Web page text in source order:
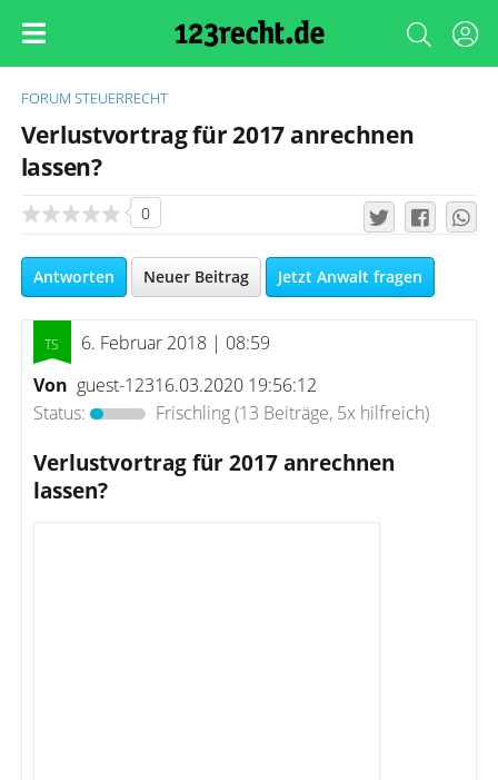
FORUM STEUERRECHT
Verlustvortrag für 2017 anrechnen
lassen?
0
Antworten Neuer Beitrag Jetzt Anwalt fragen
6. Februar 2018 | 08:59
Von guest-12316.03.2020 19:56:12
Status:
Frischling(13 Beiträge, 5x hilfreich)
Verlustvortrag für 2017 anrechnen
lassen?